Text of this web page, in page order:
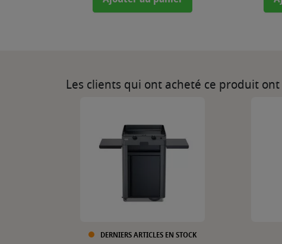
Les clients qui ont acheté ce produit
DERNIERS ARTICLES EN STOCK